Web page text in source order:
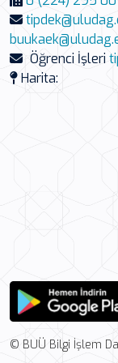
Öğrenci İşleri
Harita:
© BUÜ Bilgi İşlem